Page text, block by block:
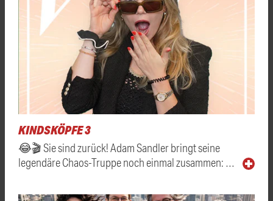
KINDSKÖPFE 3
😂🎬 Sie sind zurück! Adam Sandler bringt seine
legendäre Chaos-Truppe noch einmal zusammen: …